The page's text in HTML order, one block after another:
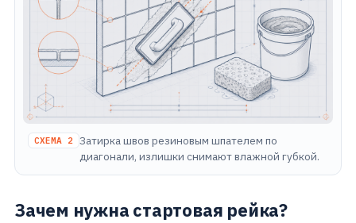
СХЕМА 2 Затирка швов резиновым шпателем по
диагонали, излишки снимают влажной губкой.
Зачем нужна стартовая рейка?